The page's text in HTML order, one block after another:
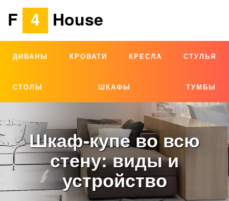
F 4 House
ДИВАНЫ КРОВАТИ КРЕСЛА СТУЛЬЯ
СТОЛЫ ШКАФЫ ТУМБЫ
Шкаф-купе во всю
стену: виды и
устройство